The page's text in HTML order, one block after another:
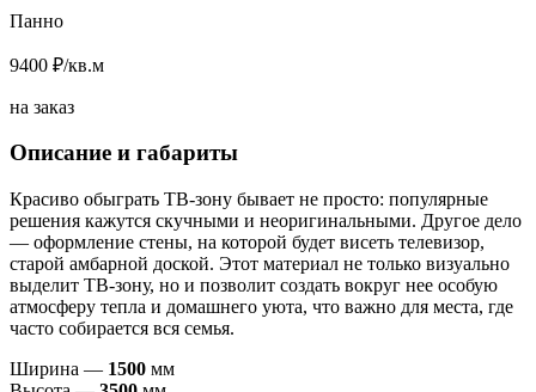
Панно
9400 ₽/кв.м
на заказ
Описание и габариты
Красиво обыграть ТВ-зону бывает не просто: популярные
решения кажутся скучными и неоригинальными. Другое дело
— оформление стены, на которой будет висеть телевизор,
старой амбарной доской. Этот материал не только визуально
выделит ТВ-зону, но и позволит создать вокруг нее особую
атмосферу тепла и домашнего уюта, что важно для места, где
часто собирается вся семья.
Ширина — 1500 мм